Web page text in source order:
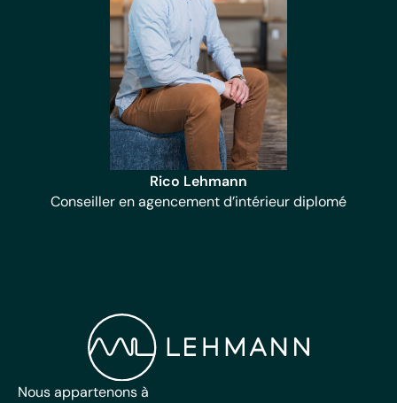
Rico Lehmann
Conseiller en agencement d’intérieur diplomé
Nous appartenons à